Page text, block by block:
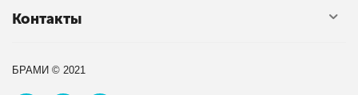
Контакты
БРАМИ © 2021